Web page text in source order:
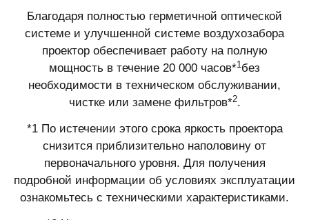
Благодаря полностью герметичной оптической
системе и улучшенной системе воздухозабора
проектор обеспечивает работу на полную
мощность в течение 20 000 часов*1 без
необходимости в техническом обслуживании,
чистке или замене фильтров*2.
*1 По истечении этого срока яркость проектора
снизится приблизительно наполовину от
первоначального уровня. Для получения
подробной информации об условиях эксплуатации
ознакомьтесь с техническими характеристиками.